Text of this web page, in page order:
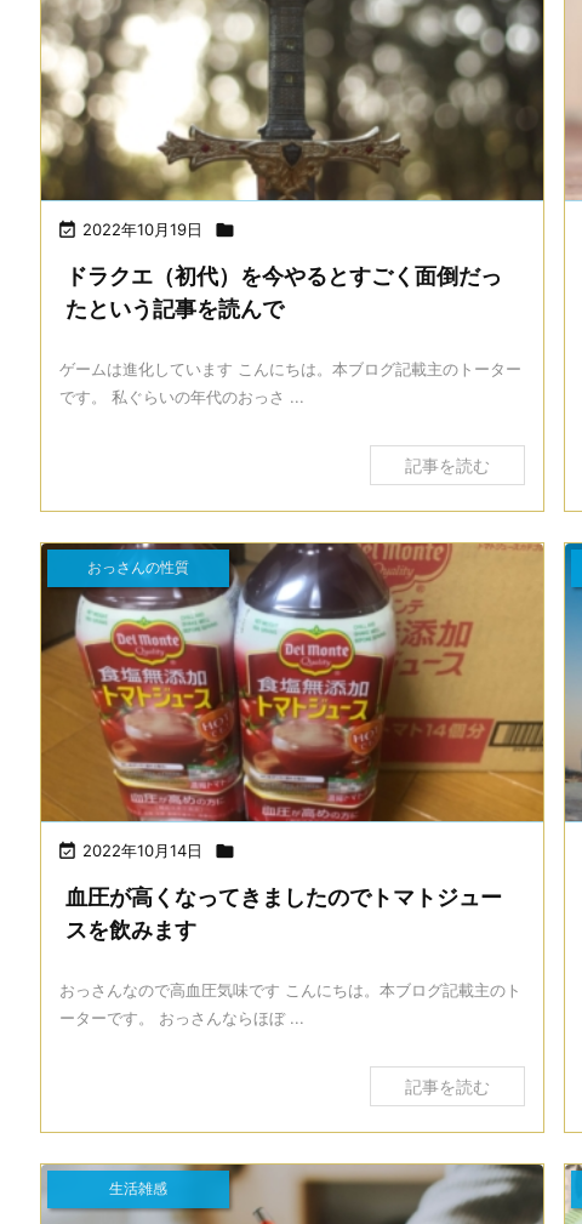
 2022年10月19日 
ドラクエ（初代）を今やるとすごく面倒だっ
たという記事を読んで
ゲームは進化しています こんにちは。本ブログ記載主のトーター
です。 私ぐらいの年代のおっさ ...
記事を読む
 2022年10月14日 
おっさんの性質
血圧が高くなってきましたのでトマトジュー
スを飲みます
おっさんなので高血圧気味です こんにちは。本ブログ記載主のト
ーターです。 おっさんならほぼ ...
記事を読む
生活雑感